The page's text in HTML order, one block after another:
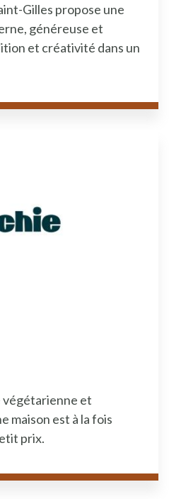
Gilles propose une
généreuse et
et créativité dans un
végétarienne et
maison est à la fois
prix.